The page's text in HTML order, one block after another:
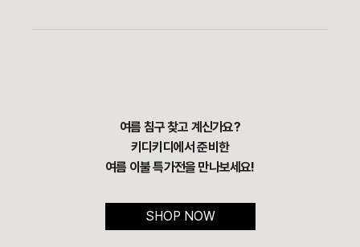
여름 침구 찾고 계신가요?
키디키디에서 준비한
여름 이불 특가전을 만나보세요!
SHOP NOW